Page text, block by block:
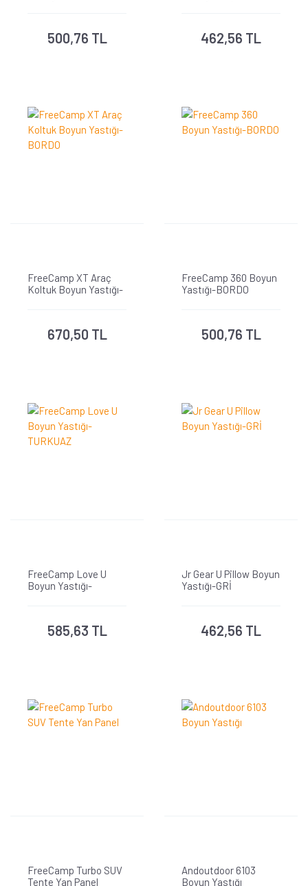
500,76 TL 462,56 TL
FreeCamp XT Araç
Koltuk Boyun Yastığı-
670,50 TL
FreeCamp 360 Boyun
Yastığı-BORDO
500,76 TL
FreeCamp Love U
Boyun Yastığı-
585,63 TL
Jr Gear U Pillow Boyun
Yastığı-GRİ
462,56 TL
FreeCamp Turbo SUV
Tente Yan Panel
Andoutdoor 6103
Boyun Yastığı